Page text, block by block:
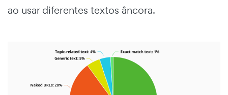
ao usar diferentes textos âncora.